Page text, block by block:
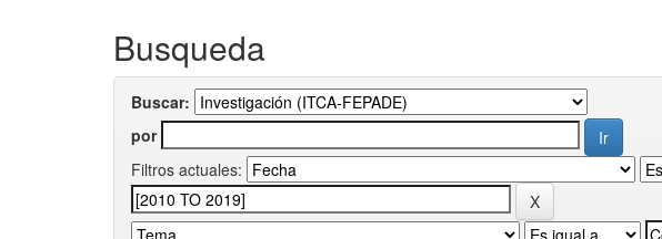
Busqueda
Buscar:
por
Filtros actuales: